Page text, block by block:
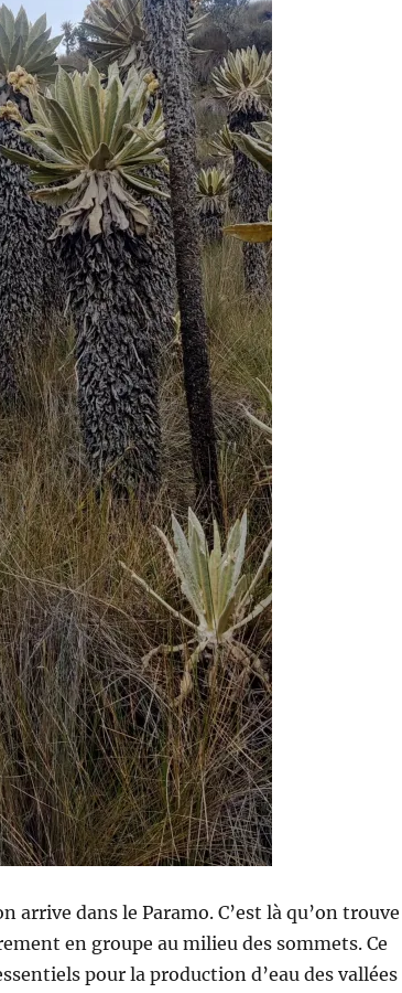
arrive dans le Paramo. C’est là qu’on trouve
en groupe au milieu des sommets. Ce
pour la production d’eau des vallées